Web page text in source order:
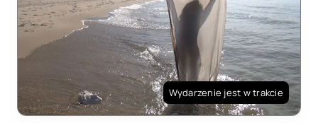
Wydarzenie jest w trakcie